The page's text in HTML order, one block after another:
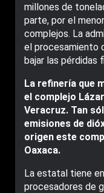
millones de
parte, por el
complejos. La
el procesamiento
bajar las pérdidas
La refinería que
el complejo
Veracruz. Tan
emisiones de
origen este
Oaxaca.
La estatal tiene
procesadores de